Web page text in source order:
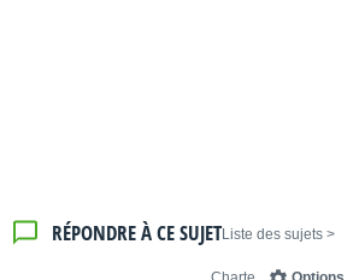
< Liste des sujets
RÉPONDRE À CE SUJET